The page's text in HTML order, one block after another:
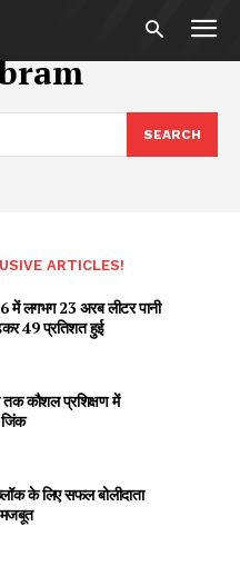
SEARCH
ARTICLES!
में लगभग 23 अरब लीटर पानी
49 प्रतिशत हुई
तक कौशल प्रशिक्षण में
जिंक
के लिए सफल बोलीदाता
मजबूत